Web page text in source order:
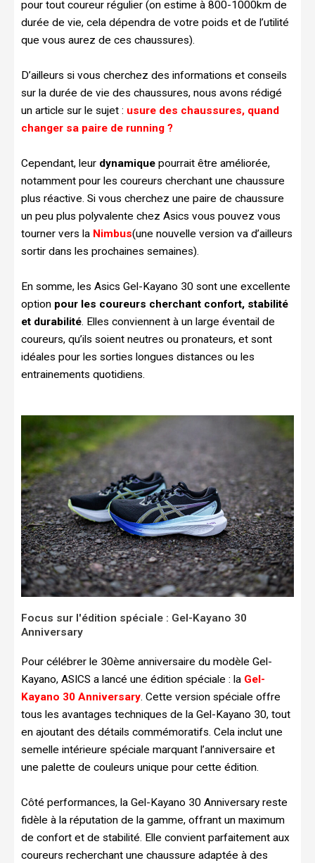
pour tout coureur régulier (on estime à 800-1000km de
durée de vie, cela dépendra de votre poids et de l’utilité
que vous aurez de ces chaussures).
D’ailleurs si vous cherchez des informations et conseils
sur la durée de vie des chaussures, nous avons rédigé
un article sur le sujet : usure des chaussures, quand
changer sa paire de running ?
Cependant, leur dynamique pourrait être améliorée,
notamment pour les coureurs cherchant une chaussure
plus réactive. Si vous cherchez une paire de chaussure
un peu plus polyvalente chez Asics vous pouvez vous
tourner vers la Nimbus(une nouvelle version va d’ailleurs
sortir dans les prochaines semaines).
En somme, les Asics Gel-Kayano 30 sont une excellente
option pour les coureurs cherchant confort, stabilité
et durabilité. Elles conviennent à un large éventail de
coureurs, qu’ils soient neutres ou pronateurs, et sont
idéales pour les sorties longues distances ou les
entrainements quotidiens.
Focus sur l'édition spéciale : Gel-Kayano 30
Anniversary
Pour célébrer le 30ème anniversaire du modèle Gel-
Kayano, ASICS a lancé une édition spéciale : la Gel-
Kayano 30 Anniversary. Cette version spéciale offre
tous les avantages techniques de la Gel-Kayano 30, tout
en ajoutant des détails commémoratifs. Cela inclut une
semelle intérieure spéciale marquant l’anniversaire et
une palette de couleurs unique pour cette édition.
Côté performances, la Gel-Kayano 30 Anniversary reste
fidèle à la réputation de la gamme, offrant un maximum
de confort et de stabilité. Elle convient parfaitement aux
coureurs recherchant une chaussure adaptée à des